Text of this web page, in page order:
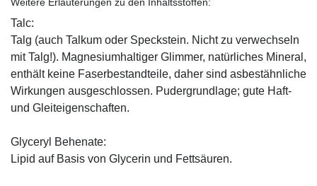
Talc:
Talg (auch Talkum oder Speckstein. Nicht zu verwechseln
mit Talg!). Magnesiumhaltiger Glimmer, natürliches Mineral,
enthält keine Faserbestandteile, daher sind asbestähnliche
Wirkungen ausgeschlossen. Pudergrundlage; gute Haft-
und Gleiteigenschaften.
Glyceryl Behenate:
Lipid auf Basis von Glycerin und Fettsäuren.